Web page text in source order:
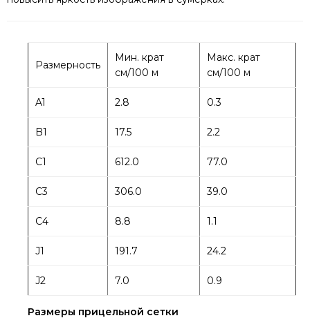
Размеры прицельной сетки
Размерность
Мин. крат
см/100 м
Макс. крат
см/100 м
A1 2.8 0.3
B1 17.5 2.2
C1 612.0 77.0
C3 306.0 39.0
C4 8.8 1.1
J1 191.7 24.2
J2 7.0 0.9